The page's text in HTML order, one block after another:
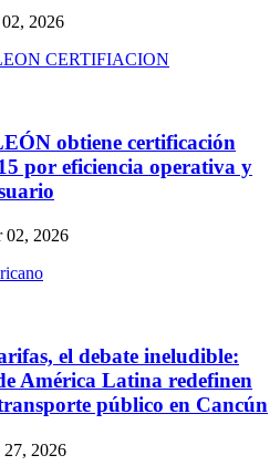
2026
obtiene certificación
por eficiencia operativa y
02, 2026
el debate ineludible:
América Latina redefinen
público en Cancún
27, 2026